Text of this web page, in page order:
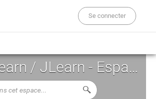
Se connecter
1Day1Learn / JLearn - Espace d'Auto-formation
Lancer la recherche